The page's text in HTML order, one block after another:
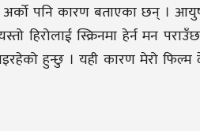
पनि कारण बताएका छन् ।
हिरोलाई स्क्रिनमा हेर्न मन
हुन्छु । यही कारण मेरो